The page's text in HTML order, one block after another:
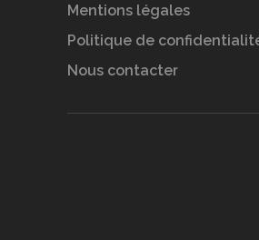
Mentions légales
Politique de
Nous contacter